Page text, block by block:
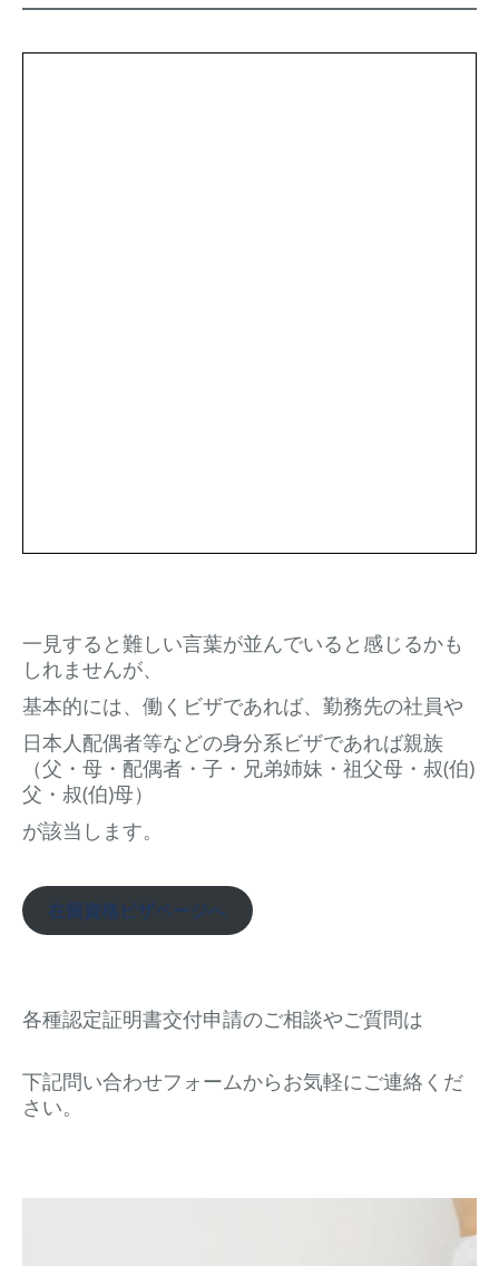
一見すると難しい言葉が並んでいると感じるかも
しれませんが、
基本的には、働くビザであれば、勤務先の社員や
日本人配偶者等などの身分系ビザであれば親族
（父・母・配偶者・子・兄弟姉妹・祖父母・叔(伯)
父・叔(伯)母）
が該当します。
在留資格ビザページへ
各種認定証明書交付申請のご相談やご質問は
下記問い合わせフォームからお気軽にご連絡くだ
さい。